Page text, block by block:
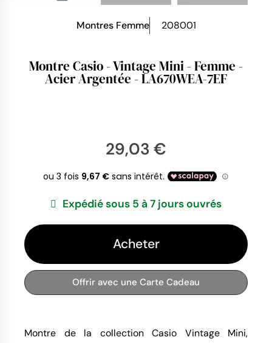
Montres Femme 208001
Montre Casio - Vintage Mini - Femme -
Acier Argentée - LA670WEA-7EF
29,03 €
Expédié sous 5 à 7 jours ouvrés
Acheter
Offrir avec une Carte Cadeau
Montre de la collection Casio Vintage Mini,